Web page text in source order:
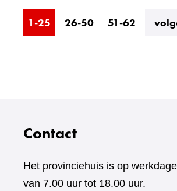
1-25 26-50 51-62
Contact
Het provinciehuis is op
van 7.00 uur tot 18.00 uur.